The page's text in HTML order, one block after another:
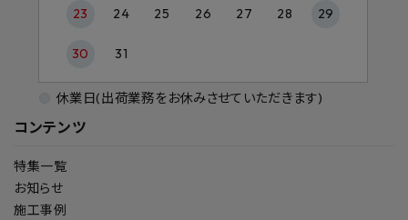
コンテンツ
特集一覧
お知らせ
施工事例
23 24 25 26 27 28 29
30 31
休業日(出荷業務をお休みさせていただきます)